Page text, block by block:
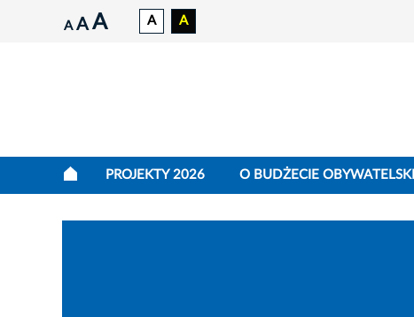
A A A A A
PROJEKTY 2026 O BUDŻECIE